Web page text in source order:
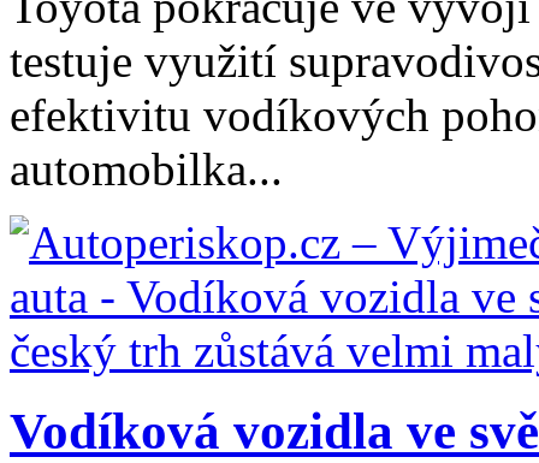
testuje využití
efektivitu vodíkových
automobilka...
Vodíková vozidla ve